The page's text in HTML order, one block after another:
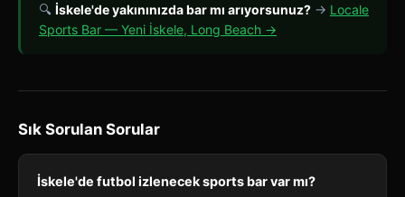
🔍 İskele'de yakınınızda bar mı arıyorsunuz? → Locale
Sports Bar — Yeni İskele, Long Beach →
Sık Sorulan Sorular
İskele'de futbol izlenecek sports bar var mı?